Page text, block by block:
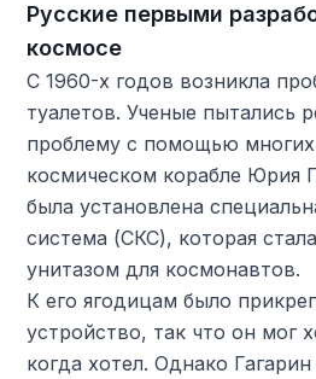
Русские первыми
космосе
С 1960-х годов возникла
туалетов. Ученые пытались
проблему с помощью
космическом корабле Юрия
была установлена
система (СКС), которая
унитазом для космонавтов.
К его ягодицам было
устройство, так что он мог
когда хотел. Однако